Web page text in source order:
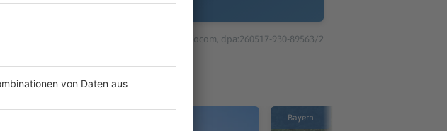
© dpa-infocom, dpa:260517-930-89563/2
Bayern